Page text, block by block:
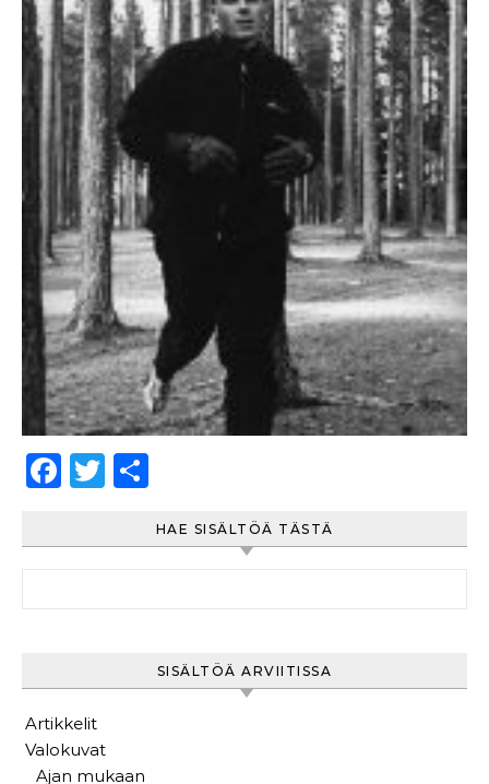
Facebook
Twitter
HAE SISÄLTÖÄ TÄSTÄ
SISÄLTÖÄ ARVIITISSA
Artikkelit
Valokuvat
Ajan mukaan